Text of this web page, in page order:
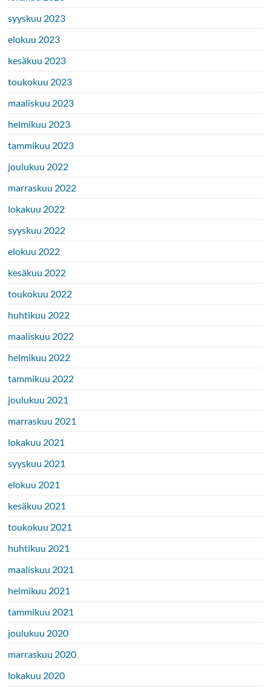
syyskuu 2023
elokuu 2023
kesäkuu 2023
toukokuu 2023
maaliskuu 2023
helmikuu 2023
tammikuu 2023
joulukuu 2022
marraskuu 2022
lokakuu 2022
syyskuu 2022
elokuu 2022
kesäkuu 2022
toukokuu 2022
huhtikuu 2022
maaliskuu 2022
helmikuu 2022
tammikuu 2022
joulukuu 2021
marraskuu 2021
lokakuu 2021
syyskuu 2021
elokuu 2021
kesäkuu 2021
toukokuu 2021
huhtikuu 2021
maaliskuu 2021
helmikuu 2021
tammikuu 2021
joulukuu 2020
marraskuu 2020
lokakuu 2020